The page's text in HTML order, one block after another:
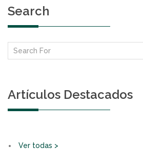
Search
Artículos Destacados
Ver todas >